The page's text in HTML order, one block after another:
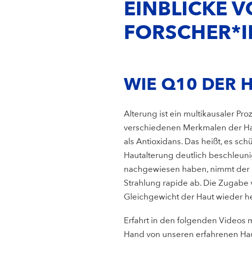
EINBLICKE
WIE Q10 DER
Alterung ist ein multikausaler
verschiedenen Merkmalen der
als Antioxidans. Das heißt, es
Hautalterung deutlich
nachgewiesen haben, nimmt
Strahlung rapide ab. Die
Gleichgewicht der Haut wieder
Erfahrt in den folgenden Videos
Hand von unseren erfahrenen